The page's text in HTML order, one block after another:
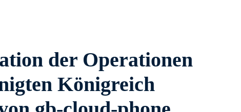
der Operationen
Königreich